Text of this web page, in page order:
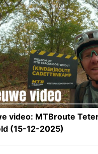
video: MTBroute
(15-12-2025)